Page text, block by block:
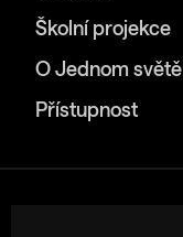
Školní projekce
O Jednom světě
Přístupnost